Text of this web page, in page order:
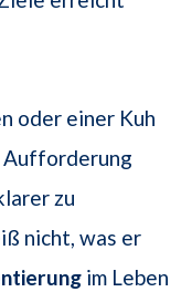
oder einer Kuh
zu
nicht, was er
im Leben